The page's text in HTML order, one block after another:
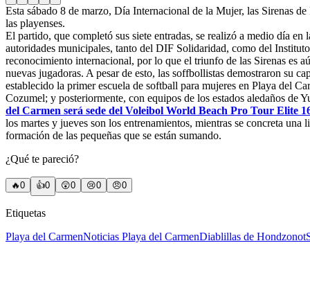
Esta sábado 8 de marzo, Día Internacional de la Mujer, las Sirenas
las playenses.
El partido, que completó sus siete entradas, se realizó a medio día
autoridades municipales, tanto del DIF Solidaridad, como del
reconocimiento internacional, por lo que el triunfo de las Sirenas es
nuevas jugadoras. A pesar de esto, las soffbollistas demostraron su
establecido la primer escuela de softball para mujeres en Playa del
Cozumel; y posteriormente, con equipos de los estados aledaños de
del Carmen será sede del Voleibol World Beach Pro Tour Elite
los martes y jueves son los entrenamientos, mientras se concreta
formación de las pequeñas que se están sumando.
¿Qué te pareció?
🔥0 👍0 😲0 😢0 😠0
Etiquetas
Playa del CarmenNoticias Playa del CarmenDiablillas de Hondzonot